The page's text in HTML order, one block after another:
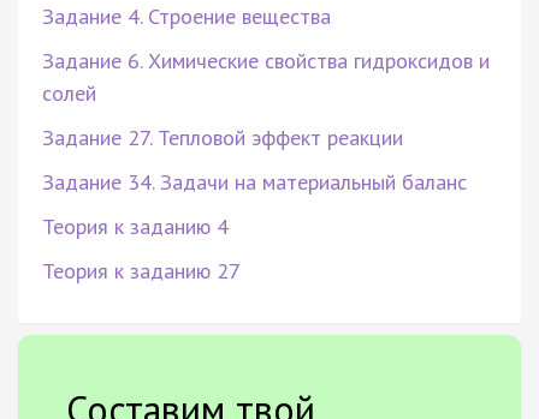
Задание 4. Строение вещества
Задание 6. Химические свойства гидроксидов и
солей
Задание 27. Тепловой эффект реакции
Задание 34. Задачи на материальный баланс
Теория к заданию 4
Теория к заданию 27
Составим твой